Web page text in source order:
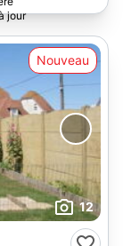
Nouveau
12